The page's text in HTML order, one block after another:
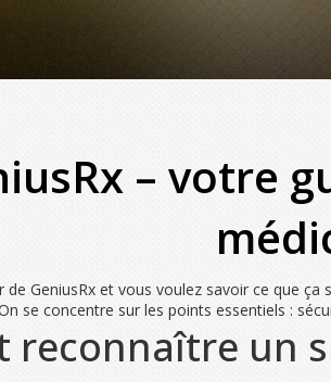
– votre
de GeniusRx et vous voulez savoir ce que
se concentre sur les points essentiels :
reconnaître un